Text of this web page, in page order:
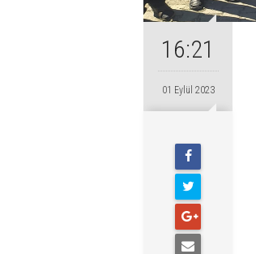
16:21
01 Eylül 2023